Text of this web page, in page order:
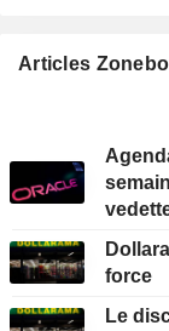
Articles
force
Le